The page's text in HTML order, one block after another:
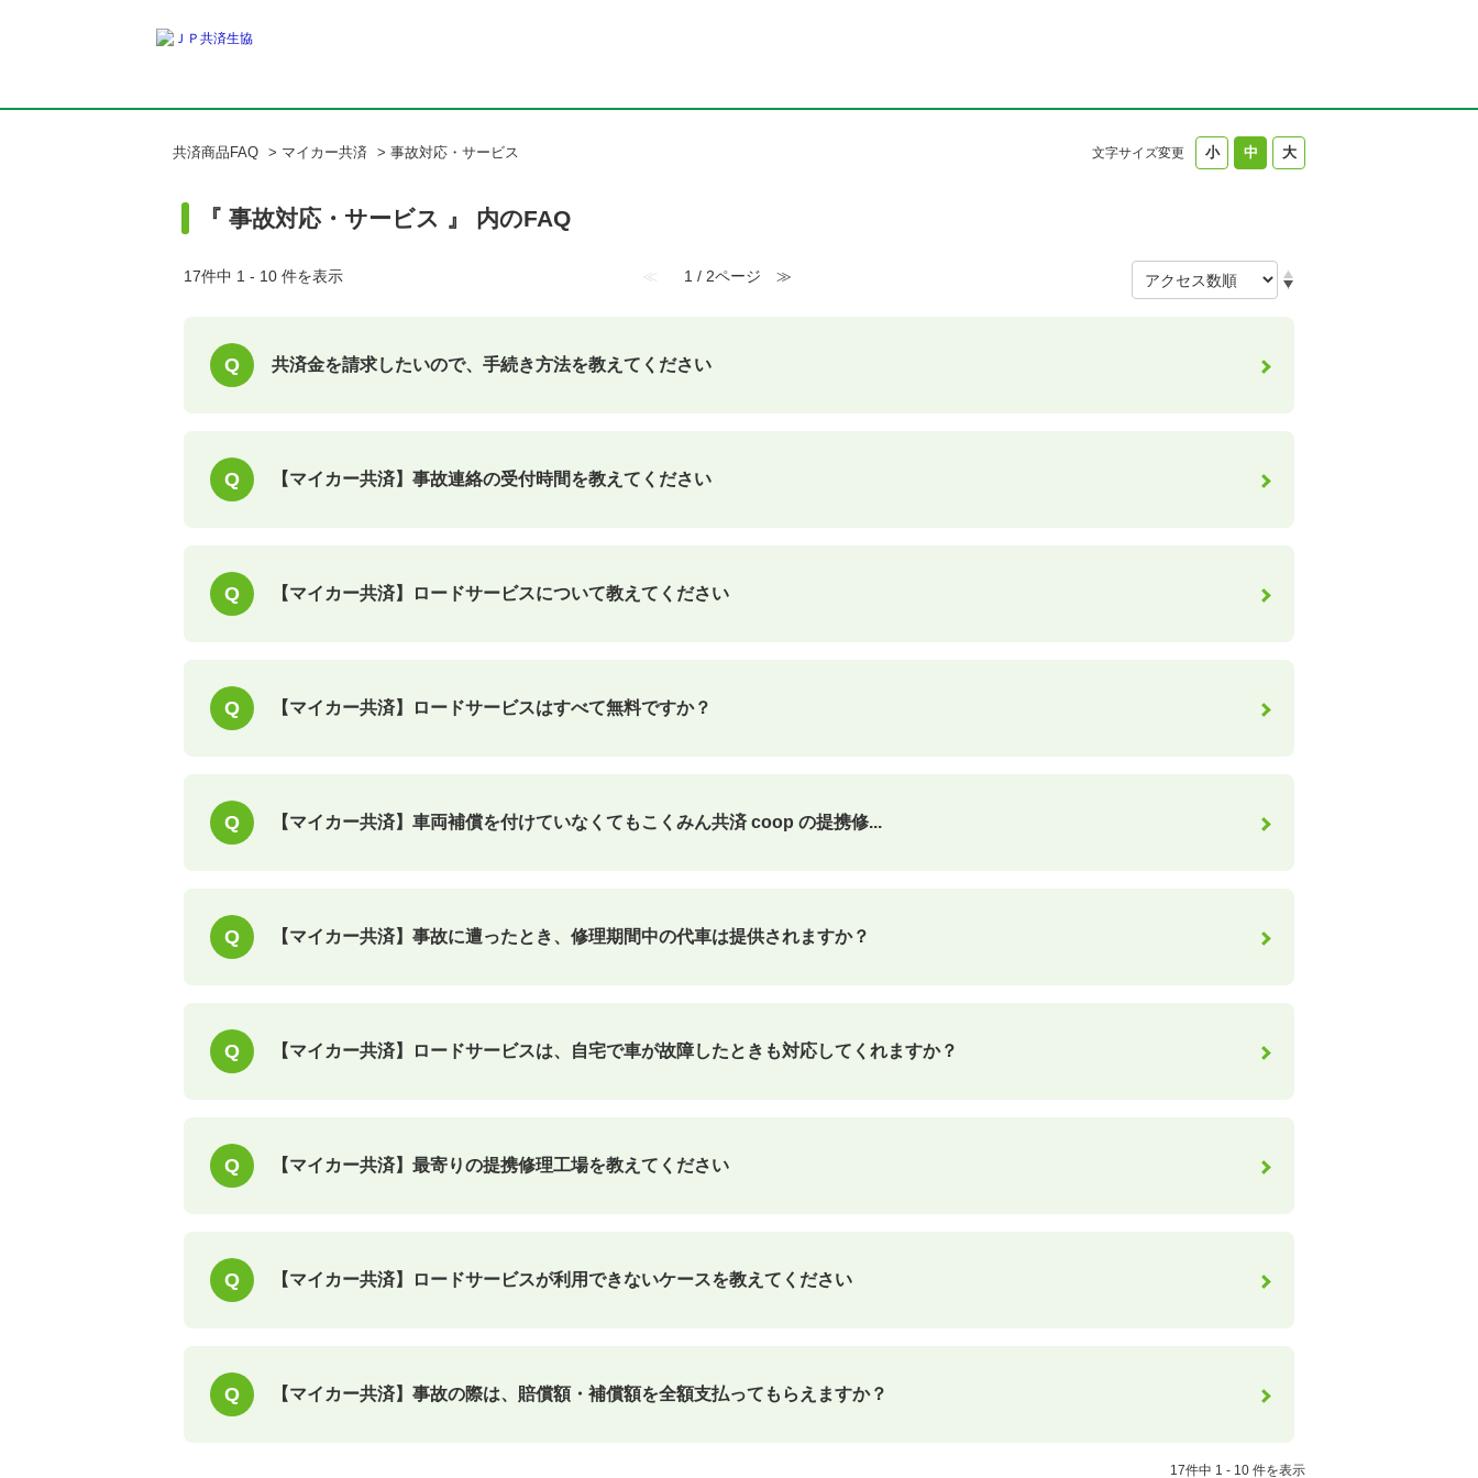
文字サイズ変更
共済商品FAQ > マイカー共済 > 事故対応・サービス
『 事故対応・サービス 』 内のFAQ
17件中 1 - 10 件を表示 ≪ 1 / 2ページ ≫
共済金を請求したいので、手続き方法を教えてください
【マイカー共済】事故連絡の受付時間を教えてください
【マイカー共済】ロードサービスについて教えてください
【マイカー共済】ロードサービスはすべて無料ですか？
【マイカー共済】車両補償を付けていなくてもこくみん共済 coop の提携修...
【マイカー共済】事故に遭ったとき、修理期間中の代車は提供されますか？
【マイカー共済】ロードサービスは、自宅で車が故障したときも対応してくれますか？
【マイカー共済】最寄りの提携修理工場を教えてください
【マイカー共済】ロードサービスが利用できないケースを教えてください
【マイカー共済】事故の際は、賠償額・補償額を全額支払ってもらえますか？
17件中 1 - 10 件を表示